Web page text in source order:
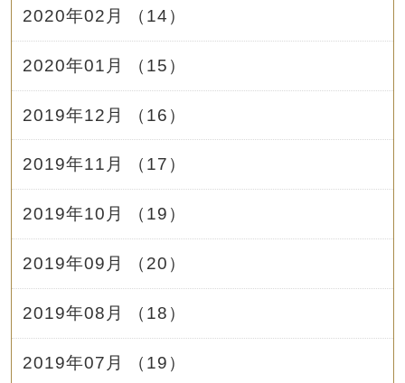
2020年02月 （14）
2020年01月 （15）
2019年12月 （16）
2019年11月 （17）
2019年10月 （19）
2019年09月 （20）
2019年08月 （18）
2019年07月 （19）